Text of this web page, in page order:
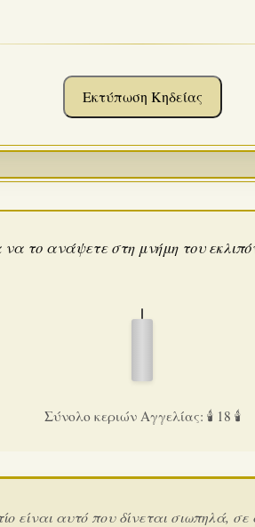
Εκτύπωση Κηδείας
να το ανάψετε στη μνήμη του
Σύνολο κεριών Αγγελίας: 🕯️ 18 🕯️
είναι αυτό που δίνεται σιωπηλά, σε